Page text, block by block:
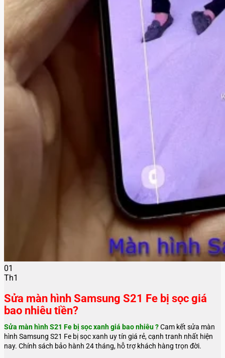
01
Th1
Sửa màn hình Samsung S21 Fe bị sọc giá
bao nhiêu tiền?
Sửa màn hình S21 Fe bị sọc xanh giá bao nhiêu ?Cam kết sửa màn
hình Samsung S21 Fe bị sọc xanh uy tín giá rẻ, cạnh tranh nhất hiện
nay. Chính sách bảo hành 24 tháng, hỗ trợ khách hàng trọn đời.